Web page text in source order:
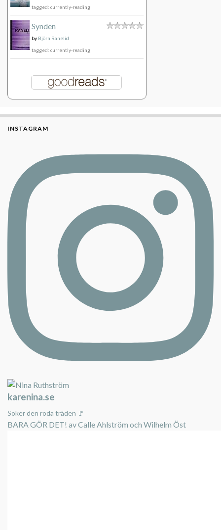
tagged: currently-reading
Synden
by Björn Ranelid
tagged: currently-reading
INSTAGRAM
karenina.se
Söker den röda tråden 🚩
BARA GÖR DET! av Calle Ahlström och Wilhelm Öst